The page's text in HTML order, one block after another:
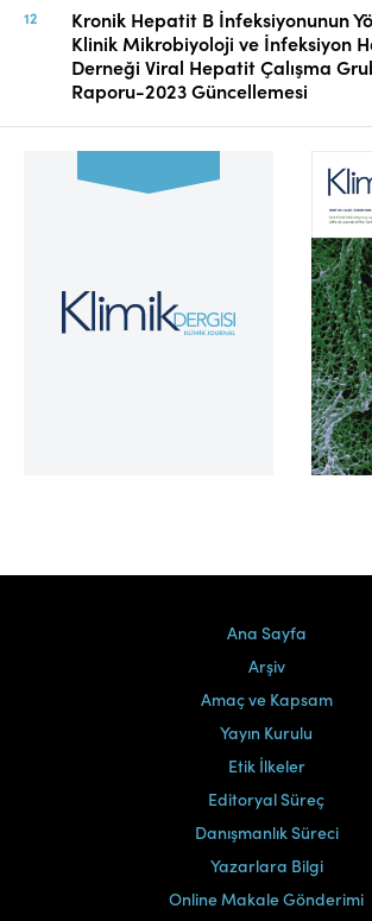
Kronik Hepatit B İnfeksiyonunun
Klinik Mikrobiyoloji ve İnfeksiyon
Derneği Viral Hepatit Çalışma
Raporu-2023 Güncellemesi
Ana Sayfa
Arşiv
Amaç ve Kapsam
Yayın Kurulu
Etik İlkeler
Editoryal Süreç
Danışmanlık Süreci
Yazarlara Bilgi
Online Makale Gönderimi